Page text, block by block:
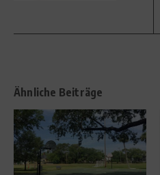
Ähnliche Beiträge